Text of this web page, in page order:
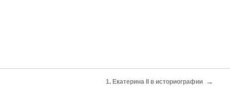
1. Екатерина II в историографии →